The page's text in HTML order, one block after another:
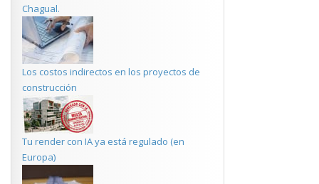
Chagual.
Los costos indirectos en los proyectos de
construcción
Tu render con IA ya está regulado (en
Europa)